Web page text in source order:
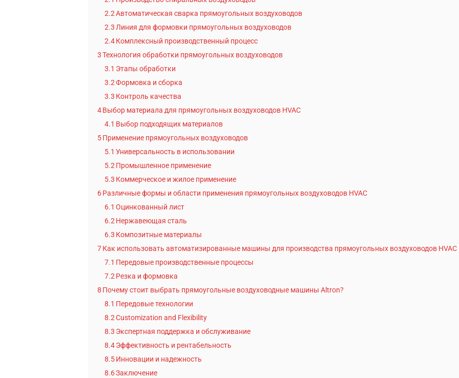
2.2Автоматическая сварка прямоугольных воздуховодов
2.3Линия для формовки прямоугольных воздуховодов
2.4Комплексный производственный процесс
3Технология обработки прямоугольных воздуховодов
3.1 Этапы обработки
3.2Формовка и сборка
3.3 Контроль качества
4Выбор материала для прямоугольных воздуховодов HVAC
4.1 Выбор подходящих материалов
5Применение прямоугольных воздуховодов
5.1 Универсальность в использовании
5.2Промышленное применение
5.3 Коммерческое и жилое применение
6Различные формы и области применения прямоугольных воздуховодов HVAC
6.1 Оцинкованный лист
6.2Нержавеющая сталь
6.3 Композитные материалы
7Как использовать автоматизированные машины для производства прямоугольных воздуховодов HVAC
7.1 Передовые производственные процессы
7.2Резка и формовка
8 Почему стоит выбрать прямоугольные воздуховодные машины Altron?
8.1 Передовые технологии
8.2Customization and Flexibility
8.3 Экспертная поддержка и обслуживание
8.4Эффективность и рентабельность
8.5Инновации и надежность
8.6Заключение